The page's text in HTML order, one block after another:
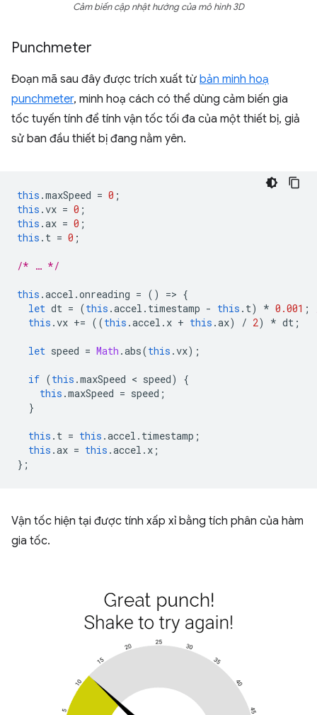
Cảm biến cập nhật hướng của mô hình 3D
Punchmeter
Đoạn mã sau đây được trích xuất từ bản minh hoạ
punchmeter, minh hoạ cách có thể dùng cảm biến gia
tốc tuyến tính để tính vận tốc tối đa của một thiết bị, giả
sử ban đầu thiết bị đang nằm yên.
this .maxSpeed = 0 ;
this .vx = 0 ;
this .ax = 0 ;
this . t = 0 ;
/* … */
this .accel .onreading = () => {
let dt = (this .accel . timestamp - this . t) * 0.001 ;
this .vx += ((this .accel . x + this .ax) / 2) * dt ;
let speed = Math .abs(this .vx);
if (this .maxSpeed < speed)
{
this .maxSpeed = speed ;
}
this . t = this .accel . timestamp ;
this .ax = this .accel . x ;
};
Vận tốc hiện tại được tính xấp xỉ bằng tích phân của hàm
gia tốc.